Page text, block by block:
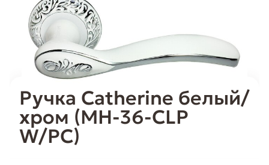
Ручка Catherine белый/
хром (MH-36-CLP
W/PC)